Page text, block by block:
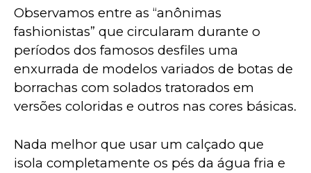
Observamos entre as “anônimas
fashionistas” que circularam durante o
períodos dos famosos desfiles uma
enxurrada de modelos variados de botas de
borrachas com solados tratorados em
versões coloridas e outros nas cores básicas.
Nada melhor que usar um calçado que
isola completamente os pés da água fria e